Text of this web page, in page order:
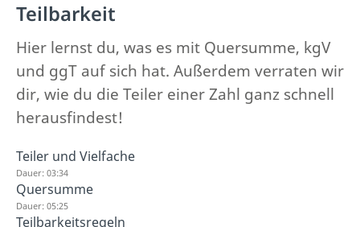
Teilbarkeit
Hier lernst du, was es mit Quersumme, kgV
und ggT auf sich hat. Außerdem verraten wir
dir, wie du die Teiler einer Zahl ganz schnell
herausfindest!
Teiler und Vielfache
Dauer: 03:34
Quersumme
Dauer: 05:25
Teilbarkeitsregeln